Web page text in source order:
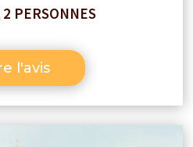
à la plage, excursion
2 PERSONNES
l'avis